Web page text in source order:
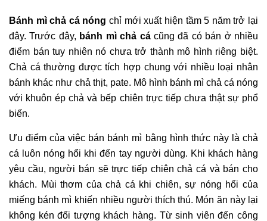
Bánh mì chả cá nóng chỉ mới xuất hiện tầm 5 năm trở lại
đây. Trước đây, bánh mì chả cácũng đã có bán ở nhiều
điểm bán tuy nhiên nó chưa trở thành mô hình riêng biệt.
Chả cá thường được tích hợp chung với nhiều loại nhân
bánh khác như chả thịt, pate. Mô hình bánh mì chả cá nóng
với khuôn ép chả và bếp chiên trực tiếp chưa thật sự phổ
biến.
Ưu điểm của việc bán bánh mì bằng hình thức này là chả
cá luôn nóng hổi khi đến tay người dùng. Khi khách hàng
yêu cầu, người bán sẽ trực tiếp chiên chả cá và bán cho
khách. Mùi thơm của chả cá khi chiên, sự nóng hổi của
miếng bánh mì khiến nhiều người thích thú. Món ăn này lại
không kén đối tượng khách hàng. Từ sinh viên đến công